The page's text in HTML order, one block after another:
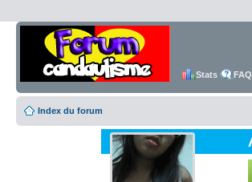
Stats FAQ
Index du forum